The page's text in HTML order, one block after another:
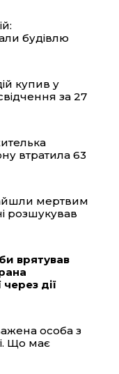
будівлю
купив у
за 27
втратила 63
мертвим
розшукував
врятував
дії
особа з
Що має